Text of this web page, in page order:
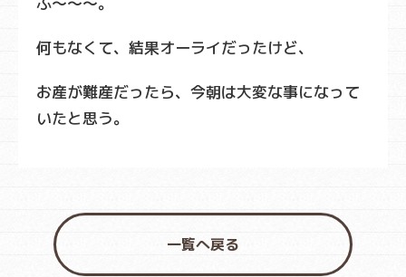
何もなくて、結果オーライだったけど、
お産が難産だったら、今朝は大変な事になって
いたと思う。
一覧へ戻る